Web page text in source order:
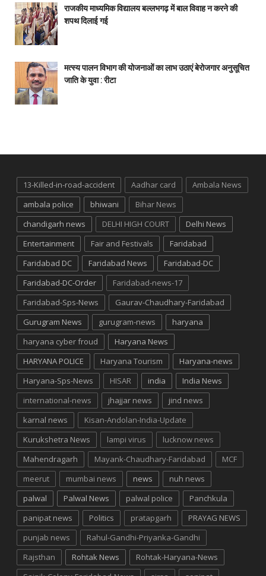
राजकीय माध्यमिक विद्यालय बल्लभगढ़ में बाल विवाह न करने की
शपथ दिलाई गई
मत्स्य पालन विभाग की योजनाओं का लाभ उठाएं बेरोजगार अनुसूचित
जाति के युवा : रीटा
13-Killed-in-road-accident Aadhar card
Ambala News
ambala police
bhiwani
Bihar News
chandigarh news
DELHI HIGH COURT
Delhi News
Entertainment
Fair and Festivals
Faridabad
Faridabad DC
Faridabad News
Faridabad-DC
Faridabad-DC-Order
Faridabad-news-17
Faridabad-Sps-News
Gaurav-Chaudhary-Faridabad
Gurugram News
gurugram-news
haryana
haryana cyber froud
Haryana News
HARYANA POLICE
Haryana Tourism
Haryana-news
Haryana-Sps-News
HISAR india
India News
international-news
jhajjar news
jind news
karnal news
Kisan-Andolan-India-Update
Kurukshetra News
lampi virus
lucknow news
Mahendragarh
Mayank-Chaudhary-Faridabad
MCF
meerut
mumbai news news
nuh news
palwal
Palwal News palwal police
Panchkula
panipat news
Politics pratapgarh
PRAYAG NEWS
punjab news
Rahul-Gandhi-Priyanka-Gandhi
Rajsthan
Rohtak News
Rohtak-Haryana-News